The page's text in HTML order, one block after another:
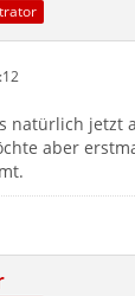
natürlich jetzt
aber